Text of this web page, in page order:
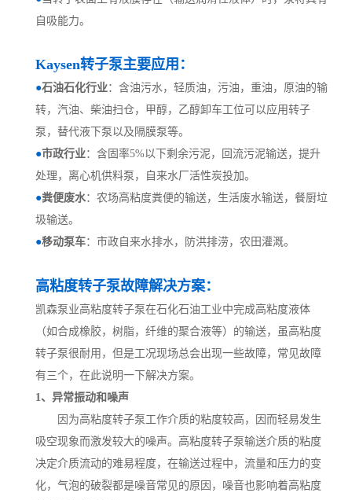
自吸能力。
Kaysen转子泵主要应用：
●石油石化行业：含油污水，轻质油，污油，重油，原油的输
转，汽油、柴油扫仓，甲醇，乙醇卸车工位可以应用转子
泵，替代液下泵以及隔膜泵等。
●市政行业：含固率5%以下剩余污泥，回流污泥输送，提升
处理，离心机供料泵，自来水厂活性炭投加。
●粪便废水：农场高粘度粪便的输送，生活废水输送，餐厨垃
圾输送。
●移动泵车：市政自来水排水，防洪排涝，农田灌溉。
高粘度转子泵故障解决方案：
凯森泵业高粘度转子泵在石化石油工业中完成高粘度液体
（如合成橡胶，树脂，纤维的聚合液等）的输送，虽高粘度
转子泵很耐用，但是工况现场总会出现一些故障，常见故障
有三个，在此说明一下解决方案。
1、异常振动和噪声
因为高粘度转子泵工作介质的粘度较高，因而轻易发生
吸空现象而激发较大的噪声。高粘度转子泵输送介质的粘度
决定介质流动的难易程度，在输送过程中，流量和压力的变
化，气泡的破裂都是噪音常见的原因，噪音也影响着高粘度